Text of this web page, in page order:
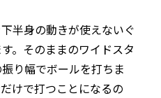
半身の動きが使えないぐ
。そのままのワイドスタ
り幅でボールを打ちま
けで打つことになるの